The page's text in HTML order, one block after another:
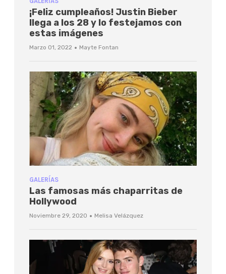
¡Feliz cumpleaños! Justin Bieber
llega a los 28 y lo festejamos con
estas imágenes
Marzo 01, 2022 · Mayte Fontan
GALERÍAS
Las famosas más chaparritas de
Hollywood
Noviembre 29, 2020 · Melisa Velázquez